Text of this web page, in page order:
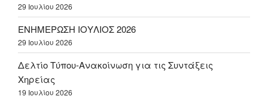
29 Ιουλίου 2026
ΕΝΗΜΕΡΩΣΗ ΙΟΥΛΙΟΣ 2026
29 Ιουλίου 2026
Δελτίο Τύπου-Ανακοίνωση για τις Συντάξεις
Χηρείας
19 Ιουλίου 2026